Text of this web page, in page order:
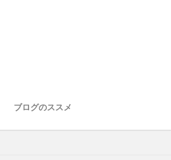
ブログのススメ